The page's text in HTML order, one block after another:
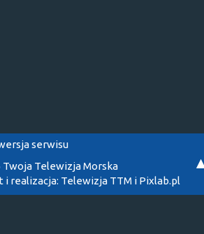
serwisu
Twoja Telewizja Morska
i realizacja: Telewizja TTM i Pixlab.pl